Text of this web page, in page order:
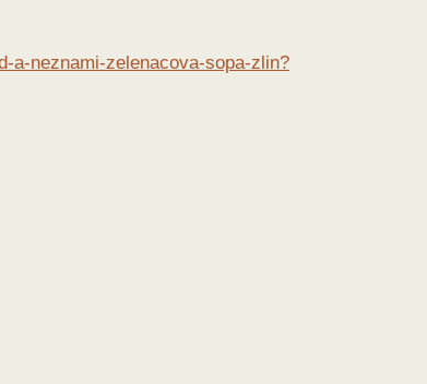
a-neznami-zelenacova-sopa-zlin?